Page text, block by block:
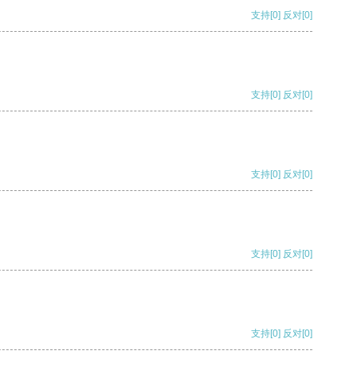
支持[0] 反对[0]
支持[0] 反对[0]
支持[0] 反对[0]
支持[0] 反对[0]
支持[0] 反对[0]